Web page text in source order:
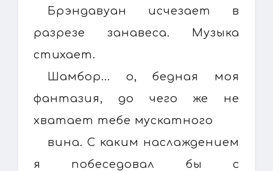
Брэндавуан исчезает в
разрезе занавеса. Музыка
стихает.
Шамбор... о, бедная моя
фантазия, до чего же не
хватает тебе мускатного
вина. С каким наслаждением
я побеседовал бы с